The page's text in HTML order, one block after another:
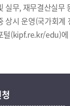
실무, 재무결산실무
상시 운영(국가회계
털(kipf.re.kr/edu)에